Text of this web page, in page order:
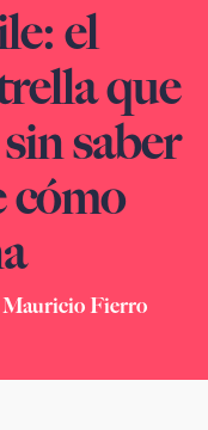
el
que
saber
cómo
Mauricio Fierro